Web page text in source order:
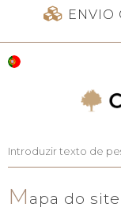
ENVIO
M apa do site